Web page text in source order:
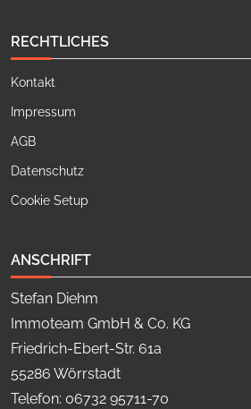
RECHTLICHES
Kontakt
Impressum
AGB
Datenschutz
Cookie Setup
ANSCHRIFT
Stefan Diehm
Immoteam GmbH & Co. KG
Friedrich-Ebert-Str. 61a
55286 Wörrstadt
Telefon: 06732 95711-70